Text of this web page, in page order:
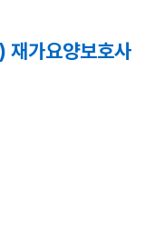
가요양보호사